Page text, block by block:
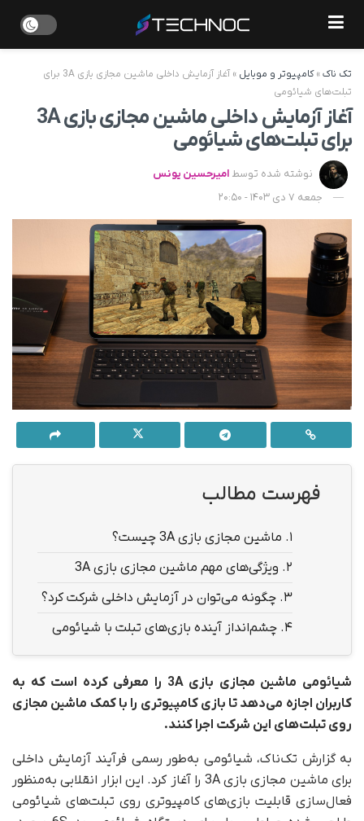
تک ناک»کامپیوتر و موبایل »
آغاز آزمایش داخلی ماشین مجازی بازی 3A برای
تبلت‌های شیائومی
آغاز آزمایش داخلی ماشین مجازی بازی 3A
برای تبلت‌های شیائومی
نوشته شده توسط امیرحسین یونس
جمعه 7 دی 1403 - 20:50
فهرست مطالب
1. ماشین مجازی بازی 3A چیست؟
2. ویژگی‌های مهم ماشین مجازی بازی 3A
3. چگونه می‌توان در آزمایش داخلی شرکت کرد؟
4. چشم‌انداز آینده بازی‌های تبلت با شیائومی
شیائومی ماشین مجازی بازی 3A را معرفی کرده است که به
کاربران اجازه می‌دهد تا بازی کامپیوتری را با کمک ماشین مجازی
روی تبلت‌های این شرکت اجرا کنند.
به گزارش تک‌ناک، شیائومی به‌طور رسمی فرآیند آزمایش داخلی
برای ماشین مجازی بازی 3A را آغاز کرد. این ابزار انقلابی به‌منظور
فعال‌سازی قابلیت بازی‌های کامپیوتری روی تبلت‌های شیائومی